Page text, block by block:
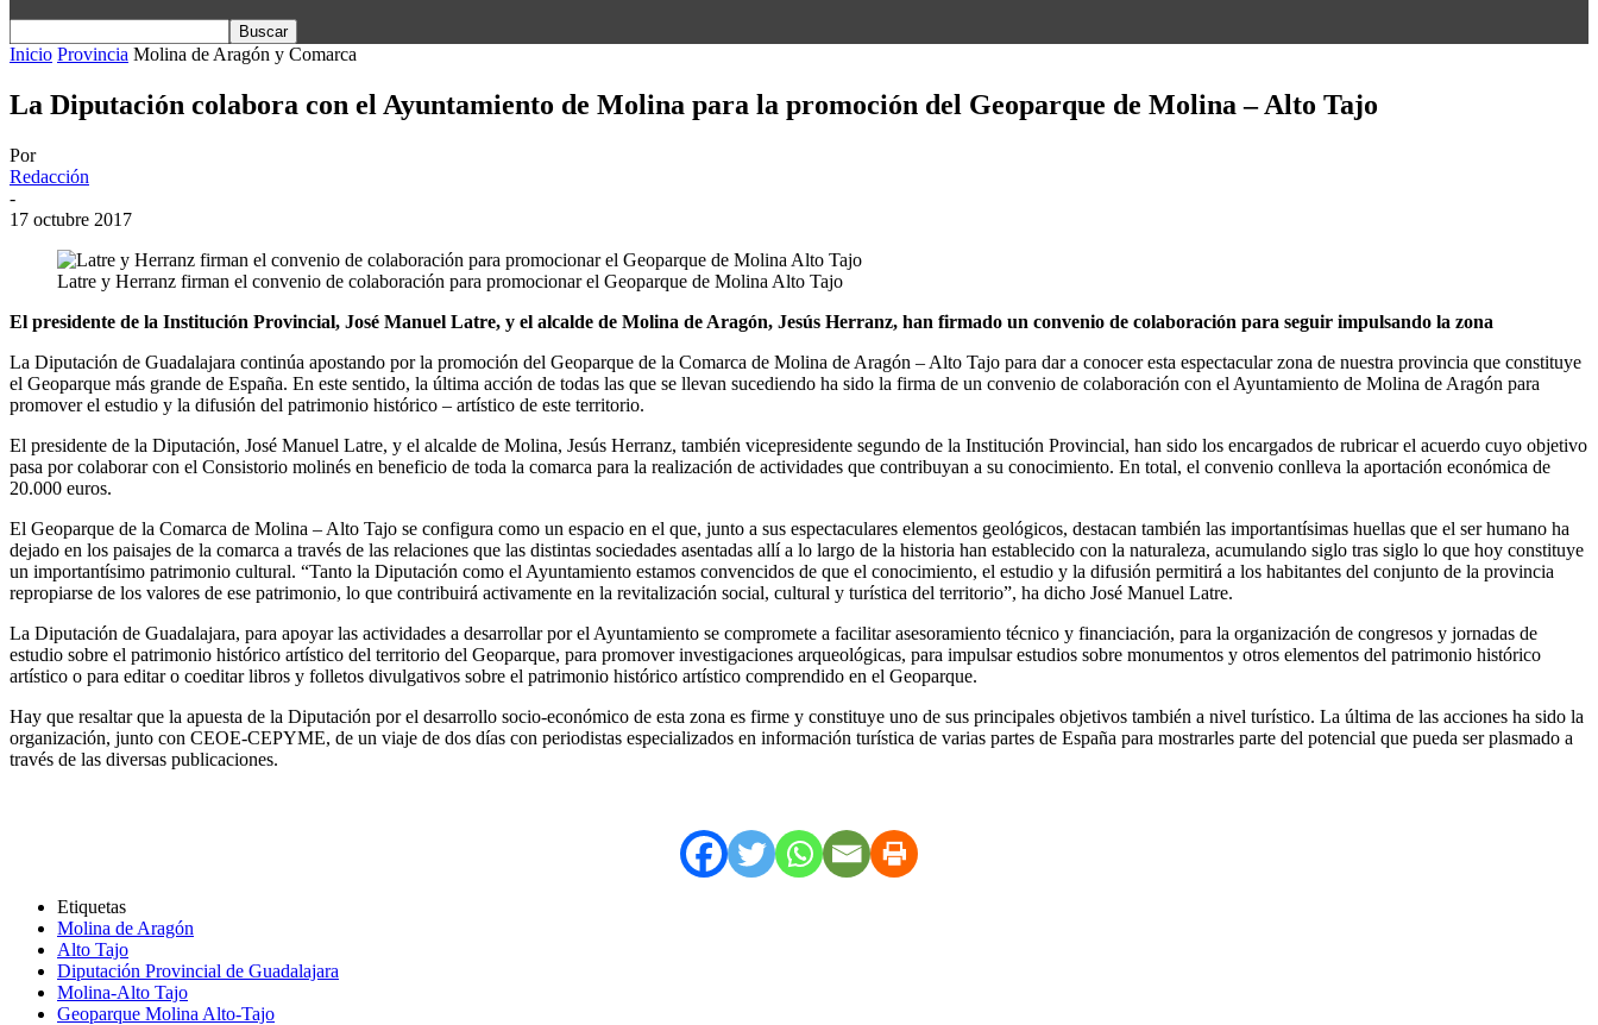
Inicio Provincia Molina de Aragón y Comarca
La Diputación colabora con el Ayuntamiento de Molina para la promoción del Geoparque de Molina – Alto Tajo
Por
Redacción
-
17 octubre 2017
Latre y Herranz firman el convenio de colaboración para promocionar el Geoparque de Molina Alto Tajo
El presidente de la Institución Provincial, José Manuel Latre, y el alcalde de Molina de Aragón, Jesús Herranz, han firmado un convenio de colaboración para seguir impulsando la zona
La Diputación de Guadalajara continúa apostando por la promoción del Geoparque de la Comarca de Molina de Aragón – Alto Tajo para dar a conocer esta espectacular zona de nuestra provincia que constituye
el Geoparque más grande de España. En este sentido, la última acción de todas las que se llevan sucediendo ha sido la firma de un convenio de colaboración con el Ayuntamiento de Molina de Aragón para
promover el estudio y la difusión del patrimonio histórico – artístico de este territorio.
El presidente de la Diputación, José Manuel Latre, y el alcalde de Molina, Jesús Herranz, también vicepresidente segundo de la Institución Provincial, han sido los encargados de rubricar el acuerdo cuyo objetivo
pasa por colaborar con el Consistorio molinés en beneficio de toda la comarca para la realización de actividades que contribuyan a su conocimiento. En total, el convenio conlleva la aportación económica de
20.000 euros.
El Geoparque de la Comarca de Molina – Alto Tajo se configura como un espacio en el que, junto a sus espectaculares elementos geológicos, destacan también las importantísimas huellas que el ser humano ha
dejado en los paisajes de la comarca a través de las relaciones que las distintas sociedades asentadas allí a lo largo de la historia han establecido con la naturaleza, acumulando siglo tras siglo lo que hoy constituye
un importantísimo patrimonio cultural. “Tanto la Diputación como el Ayuntamiento estamos convencidos de que el conocimiento, el estudio y la difusión permitirá a los habitantes del conjunto de la provincia
repropiarse de los valores de ese patrimonio, lo que contribuirá activamente en la revitalización social, cultural y turística del territorio”, ha dicho José Manuel Latre.
La Diputación de Guadalajara, para apoyar las actividades a desarrollar por el Ayuntamiento se compromete a facilitar asesoramiento técnico y financiación, para la organización de congresos y jornadas de
estudio sobre el patrimonio histórico artístico del territorio del Geoparque, para promover investigaciones arqueológicas, para impulsar estudios sobre monumentos y otros elementos del patrimonio histórico
artístico o para editar o coeditar libros y folletos divulgativos sobre el patrimonio histórico artístico comprendido en el Geoparque.
Hay que resaltar que la apuesta de la Diputación por el desarrollo socio-económico de esta zona es firme y constituye uno de sus principales objetivos también a nivel turístico. La última de las acciones ha sido la
organización, junto con CEOE-CEPYME, de un viaje de dos días con periodistas especializados en información turística de varias partes de España para mostrarles parte del potencial que pueda ser plasmado a
través de las diversas publicaciones.
Etiquetas
Molina de Aragón
Alto Tajo
Diputación Provincial de Guadalajara
Molina-Alto Tajo
Geoparque Molina Alto-Tajo